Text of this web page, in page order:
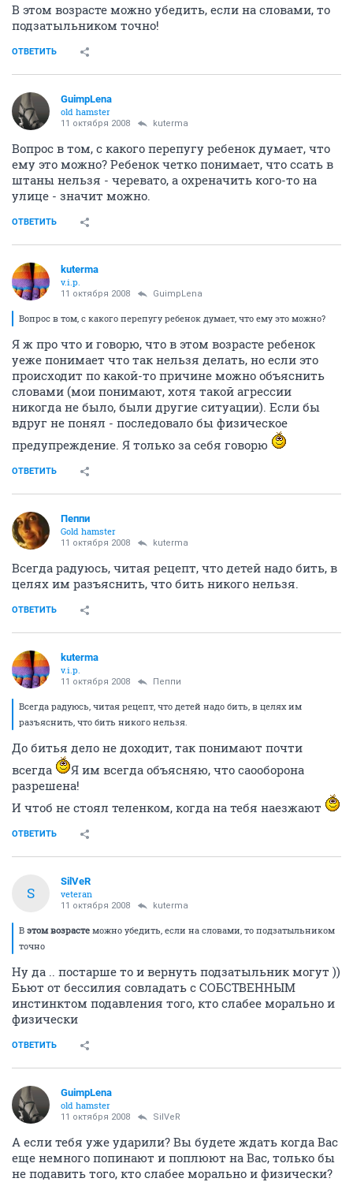
В этом возрасте можно убедить, если на словами, то
подзатыльником точно!
ОТВЕТИТЬ
GuimpLеna
old hamster
11 октября 2008 kuterma
Вопрос в том, с какого перепугу ребенок думает, что
ему это можно? Ребенок четко понимает, что ссать в
штаны нельзя - черевато, а охреначить кого-то на
улице - значит можно.
ОТВЕТИТЬ
kuterma
v.i.p.
11 октября 2008 GuimpLеna
Вопрос в том, с какого перепугу ребенок думает, что ему это можно?
Я ж про что и говорю, что в этом возрасте ребенок
уеже понимает что так нельзя делать, но если это
происходит по какой-то причине можно объяснить
словами (мои понимают, хотя такой агрессии
никогда не было, были другие ситуации). Если бы
вдруг не понял - последовало бы физическое
предупреждение. Я только за себя говорю
ОТВЕТИТЬ
Пеппи
Gold hamster
11 октября 2008 kuterma
Всегда радуюсь, читая рецепт, что детей надо бить, в
целях им разъяснить, что бить никого нельзя.
ОТВЕТИТЬ
kuterma
v.i.p.
11 октября 2008 Пеппи
Всегда радуюсь, читая рецепт, что детей надо бить, в целях им
разъяснить, что бить никого нельзя.
До битья дело не доходит, так понимают почти
всегда
Я им всегда объясняю, что саооборона
разрешена!
И чтоб не стоял теленком, когда на тебя наезжают
ОТВЕТИТЬ
S
SilVеR
veteran
11 октября 2008 kuterma
В этом возрасте можно убедить, если на словами, то подзатыльником
точно
Ну да .. постарше то и вернуть подзатыльник могут ))
Бьют от бессилия совладать с СОБСТВЕННЫМ
инстинктом подавления того, кто слабее морально и
физически
ОТВЕТИТЬ
GuimpLеna
old hamster
11 октября 2008 SilVеR
А если тебя уже ударили? Вы будете ждать когда Вас
еще немного попинают и поплюют на Вас, только бы
не подавить того, кто слабее морально и физически?